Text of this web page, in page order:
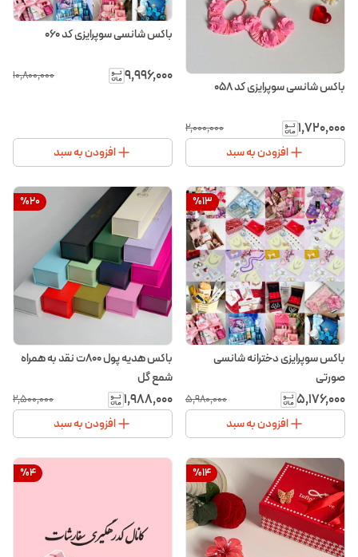
باکس شانسی سوپرایزی کد ۰۵۸
۱٬۷۲۰٬۰۰۰ ۲٬۰۰۰٬۰۰۰
افزودن به سبد
باکس شانسی سوپرایزی کد ۰۶۰
۹٬۹۹۶٬۰۰۰ ۱۰٬۸۰۰٬۰۰۰
افزودن به سبد
%13
باکس سوپرایزی دخترانه شانسی
صورتی
۵٬۱۷۶٬۰۰۰ ۵٬۹۸۰٬۰۰۰
افزودن به سبد
%20
باکس هدیه پول ۸۰۰ت نقد به همراه
شمع گل
۱٬۹۸۸٬۰۰۰ ۲٬۵۰۰٬۰۰۰
افزودن به سبد
%14
%4